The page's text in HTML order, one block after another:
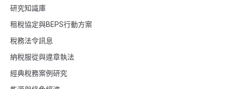
研究知識庫
租稅協定與BEPS行動方案
稅務法令訊息
納稅服從與違章執法
經典稅務案例研究